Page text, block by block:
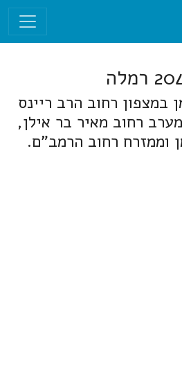
במצפון רחוב הרב ריינס
רחוב מאיר בר אילן,
וממזרח רחוב הרמב"ם.